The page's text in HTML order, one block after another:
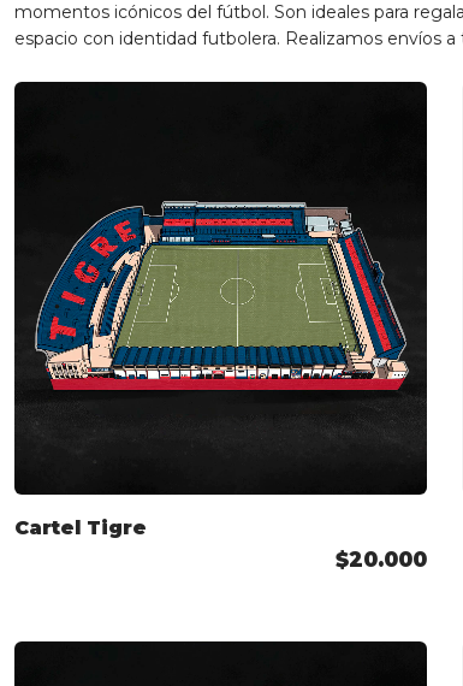
momentos icónicos del fútbol. Son ideales para
espacio con identidad futbolera. Realizamos envíos
Cartel Tigre
$20.000